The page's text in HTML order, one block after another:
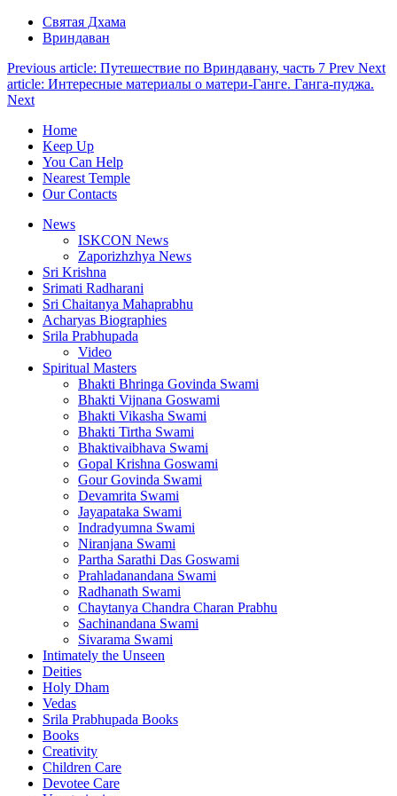
Святая Дхама
Вриндаван
Previous article: Путешествие по Вриндавану, часть 7 Prev Next
article: Интересные материалы о матери-Ганге. Ганга-пуджа.
Next
Home
Keep Up
You Can Help
Nearest Temple
Our Contacts
News
ISKCON News
Zaporizhzhya News
Sri Krishna
Srimati Radharani
Sri Chaitanya Mahaprabhu
Acharyas Biographies
Srila Prabhupada
Video
Spiritual Masters
Bhakti Bhringa Govinda Swami
Bhakti Vijnana Goswami
Bhakti Vikasha Swami
Bhakti Tirtha Swami
Bhaktivaibhava Swami
Gopal Krishna Goswami
Gour Govinda Swami
Devamrita Swami
Jayapataka Swami
Indradyumna Swami
Niranjana Swami
Partha Sarathi Das Goswami
Prahladanandana Swami
Radhanath Swami
Chaytanya Chandra Charan Prabhu
Sachinandana Swami
Sivarama Swami
Intimately the Unseen
Deities
Holy Dham
Vedas
Srila Prabhupada Books
Books
Creativity
Children Care
Devotee Care